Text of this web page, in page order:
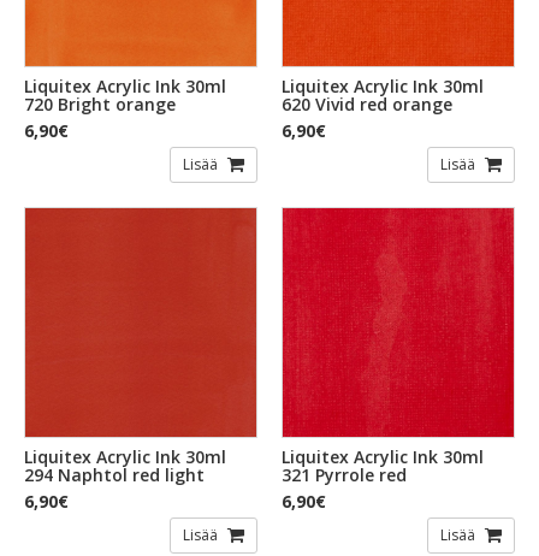
Liquitex Acrylic Ink 30ml
720 Bright orange
6,90€
Lisää
Liquitex Acrylic Ink 30ml
620 Vivid red orange
6,90€
Lisää
Liquitex Acrylic Ink 30ml
294 Naphtol red light
6,90€
Lisää
Liquitex Acrylic Ink 30ml
321 Pyrrole red
6,90€
Lisää